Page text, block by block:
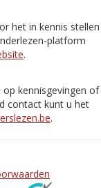
het in kennis stellen
platform
.
kennisgevingen of
contact kunt u het
.